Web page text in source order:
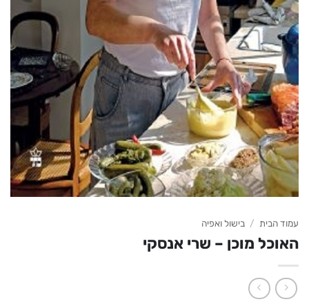
עמוד הבית / בישול ואפיה
האוכל מוכן – שרי אנסקי